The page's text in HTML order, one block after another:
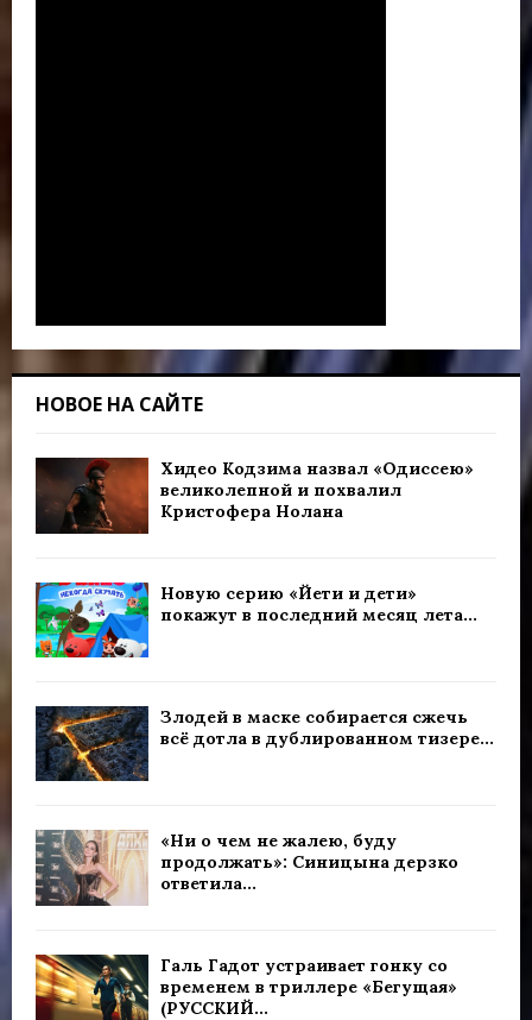
НОВОЕ НА САЙТЕ
Хидео Кодзима назвал «Одиссею»
великолепной и похвалил
Кристофера Нолана
Новую серию «Йети и дети»
покажут в последний месяц лета...
Злодей в маске собирается сжечь
всё дотла в дублированном тизере...
«Ни о чем не жалею, буду
продолжать»: Синицына дерзко
ответила...
Галь Гадот устраивает гонку со
временем в триллере «Бегущая»
(РУССКИЙ...